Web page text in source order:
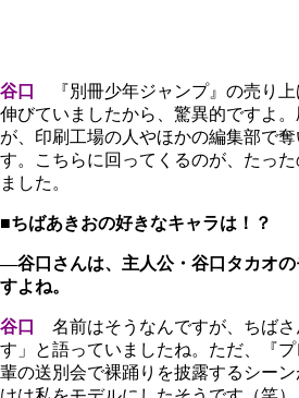
谷口
『別冊少年ジャンプ』の売り
伸びていましたから、驚異的ですよ
が、印刷工場の人やほかの編集部で
す。こちらに回ってくるのが、たっ
ました。
■ちばあきおの好きなキャラは！？
―谷口さんは、主人公・谷口タカオの
すよね。
谷口
名前はそうなんですが、ちば
す」と語っていましたね。ただ、『
輩の送別会で裸踊りを披露するシー